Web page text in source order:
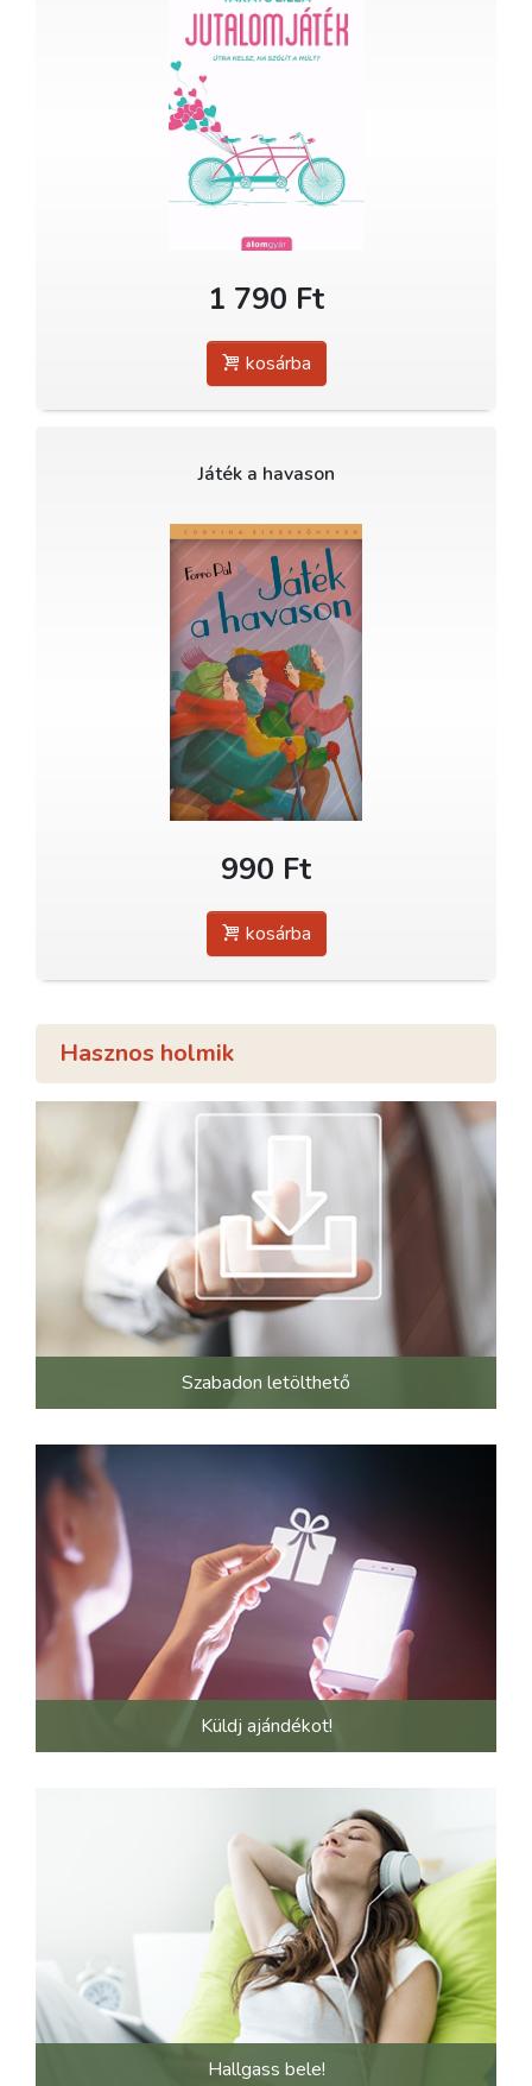
1 790 Ft
kosárba
Játék a havason
990 Ft
kosárba
Hasznos holmik
Szabadon letölthető
Küldj ajándékot!
Hallgass bele!